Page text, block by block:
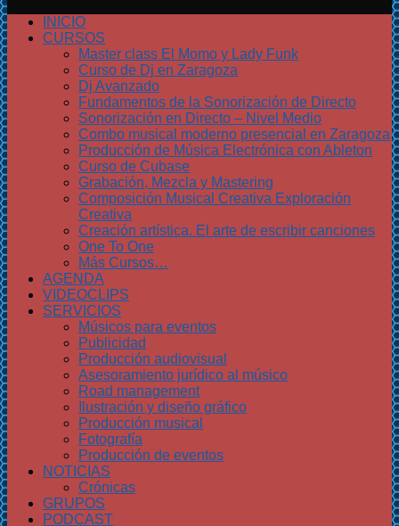
INICIO
CURSOS
Master class El Momo y Lady Funk
Curso de Dj en Zaragoza
Dj Avanzado
Fundamentos de la Sonorización de Directo
Sonorización en Directo – Nivel Medio
Combo musical moderno presencial en Zaragoza
Producción de Música Electrónica con Ableton
Curso de Cubase
Grabación, Mezcla y Mastering
Composición Musical Creativa Exploración
Creativa
Creación artística. El arte de escribir canciones
One To One
Más Cursos…
AGENDA
VIDEOCLIPS
SERVICIOS
Músicos para eventos
Publicidad
Producción audiovisual
Asesoramiento jurídico al músico
Road management
Ilustración y diseño gráfico
Producción musical
Fotografía
Producción de eventos
NOTICIAS
Crónicas
GRUPOS
PODCAST